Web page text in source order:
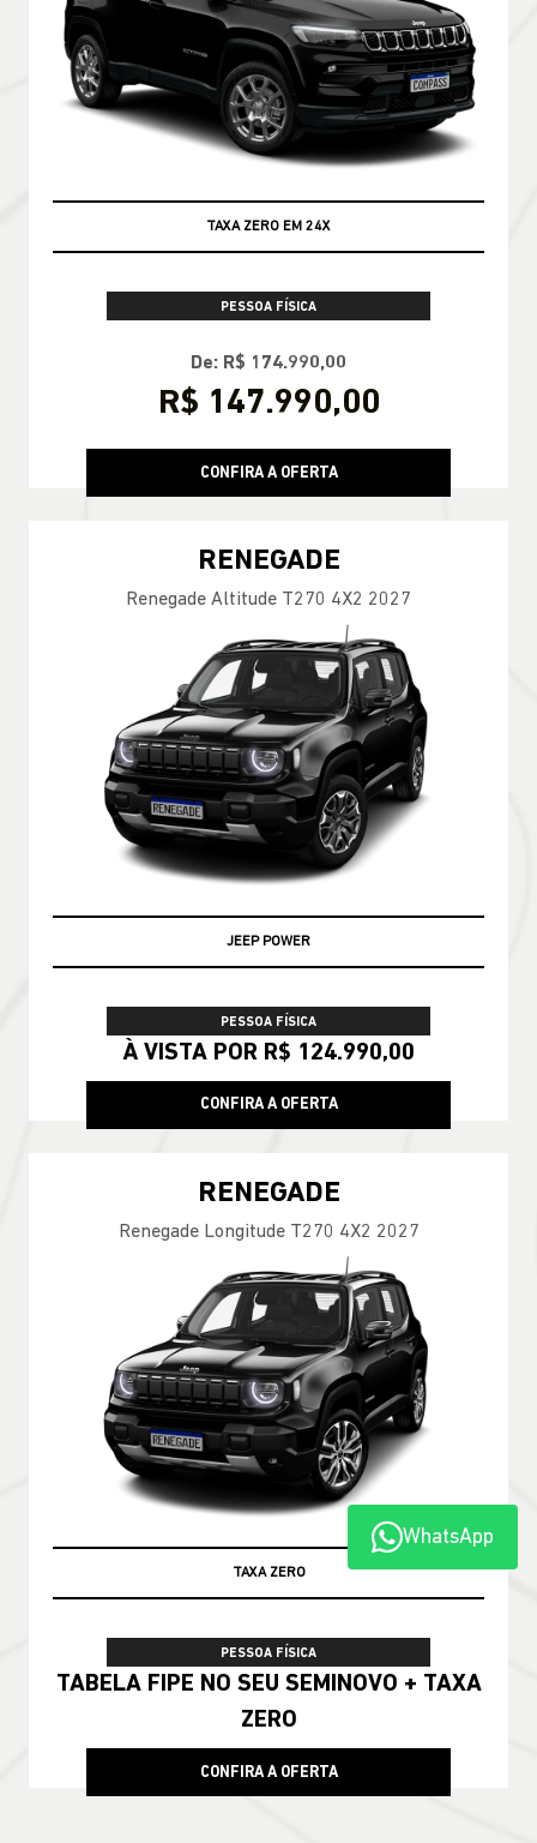
TAXA ZERO EM 24X
PESSOA FÍSICA
De: R$ 174.990,00
R$ 147.990,00
CONFIRA A OFERTA
RENEGADE
Renegade Altitude T270 4X2 2027
JEEP POWER
PESSOA FÍSICA
À VISTA POR R$ 124.990,00
CONFIRA A OFERTA
RENEGADE
Renegade Longitude T270 4X2 2027
TAXA ZERO
PESSOA FÍSICA
TABELA FIPE NO SEU SEMINOVO + TAXA
ZERO
CONFIRA A OFERTA
WhatsApp